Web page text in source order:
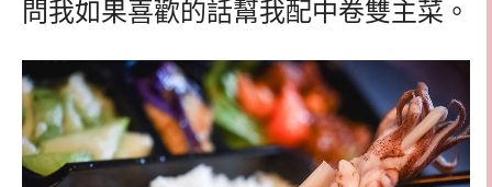
問我如果喜歡的話幫我配中卷雙主菜。